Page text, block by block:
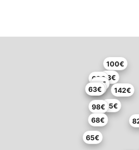
142€
98€
73€
69€
100€
85€
91€
63€
65€
63€
68€